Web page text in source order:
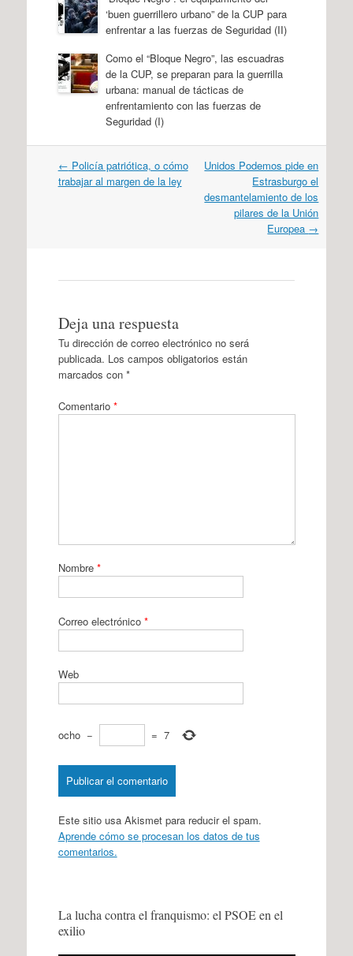
‘buen guerrillero urbano” de la CUP para
enfrentar a las fuerzas de Seguridad (II)
Como el “Bloque Negro”, las escuadras
de la CUP, se preparan para la guerrilla
urbana: manual de tácticas de
enfrentamiento con las fuerzas de
Seguridad (I)
Navegación
por
← Policía patriótica, o cómo
trabajar al margen de la ley
Unidos Podemos pide en
Estrasburgo el
desmantelamiento de los
pilares de la Unión
Europea →
Deja una respuesta
Tu dirección de correo electrónico no será
publicada. Los campos obligatorios están
marcados con *
Comentario *
Nombre *
Correo electrónico *
Web
ocho − = 7
Este sitio usa Akismet para reducir el spam.
Aprende cómo se procesan los datos de tus
comentarios.
La lucha contra el franquismo: el PSOE en el
exilio